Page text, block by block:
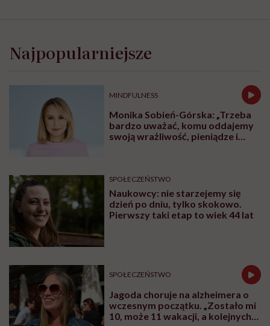
Czy obecność rodziców przy
hospitalizowanych dzieciach naprawdę
odpowiedź świata nauki jest jednoznaczna:
tak. Opieka skoncentrowana na rodzinie nie
jest dodatkiem do terapii, ale jej integralną
częścią.
Posłuchaj
Wysłuchasz w 65 min